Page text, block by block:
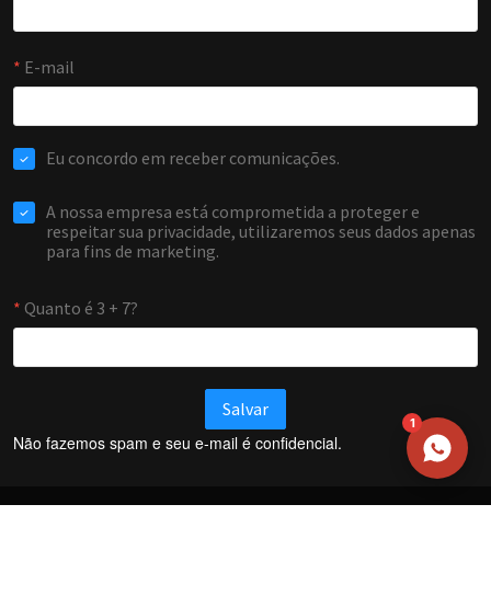
Não fazemos spam e seu e-mail é confidencial.
WHATSAPP / TELEFONE
Solicitar atendimento
1